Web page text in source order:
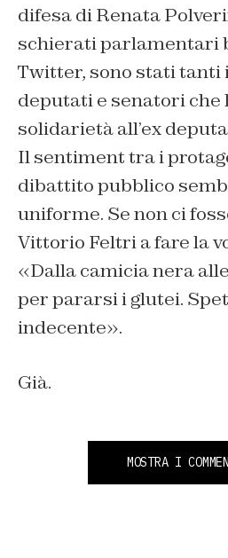
difesa di Renata
schierati parlamentari
Twitter, sono stati tanti
deputati e senatori che
solidarietà all’ex
Il sentiment tra i
dibattito pubblico
uniforme. Se non ci
Vittorio Feltri a fare la
«Dalla camicia nera
per pararsi i glutei.
indecente».
Già.
MOSTRA I